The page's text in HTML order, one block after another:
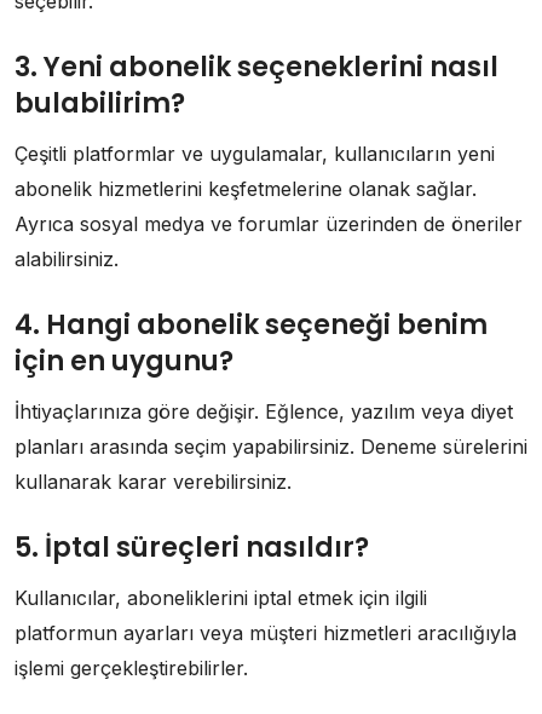
3. Yeni abonelik seçeneklerini nasıl
bulabilirim?
Çeşitli platformlar ve uygulamalar, kullanıcıların yeni
abonelik hizmetlerini keşfetmelerine olanak sağlar.
Ayrıca sosyal medya ve forumlar üzerinden de öneriler
alabilirsiniz.
4. Hangi abonelik seçeneği benim
için en uygunu?
İhtiyaçlarınıza göre değişir. Eğlence, yazılım veya diyet
planları arasında seçim yapabilirsiniz. Deneme sürelerini
kullanarak karar verebilirsiniz.
5. İptal süreçleri nasıldır?
Kullanıcılar, aboneliklerini iptal etmek için ilgili
platformun ayarları veya müşteri hizmetleri aracılığıyla
işlemi gerçekleştirebilirler.